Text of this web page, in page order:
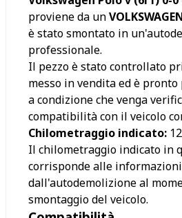
proviene da un
è stato smontato in
professionale.
Il pezzo è stato controllato
messo in vendita ed è
a condizione che venga
compatibilità con il veicolo
Chilometraggio indicato:
Il chilometraggio indicato in
corrisponde alle
dall'autodemolizione al
smontaggio del veicolo.